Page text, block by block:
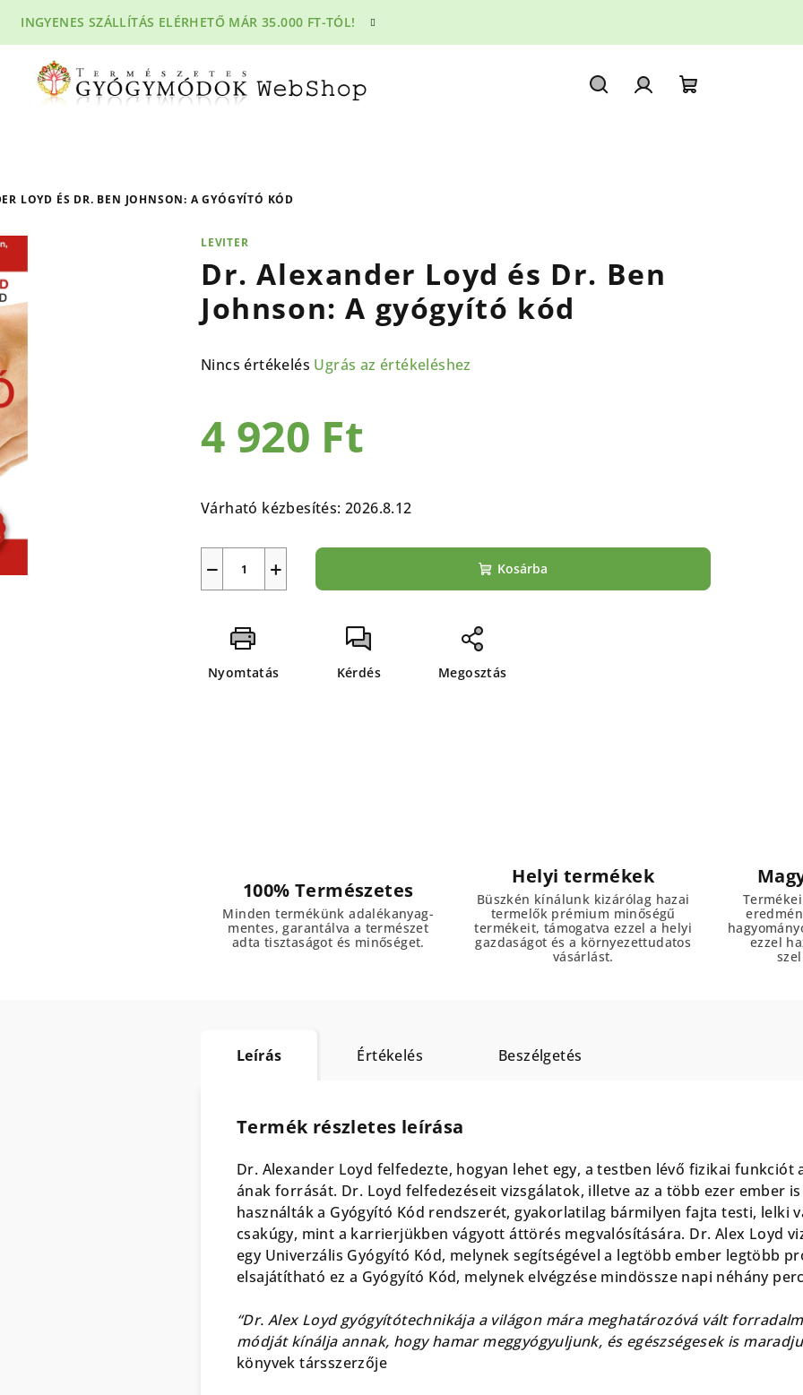
INGYENES SZÁLLÍTÁS ELÉRHETŐ MÁR 35.000 FT-TÓL!
LOYD ÉS DR. BEN JOHNSON: A GYÓGYÍTÓ KÓD
LEVITER
Dr. Alexander Loyd és Dr. Ben
Johnson: A gyógyító kód
A
értékelése
5-
csillag.
Nincs értékelés Ugrás az értékeléshez
4 920 Ft
Várható kézbesítés: 2026.8.12
+
− Kosárba
Nyomtatás Kérdés Megosztás
100% Természetes
Minden termékünk adalékanyag-
mentes, garantálva a természet
adta tisztaságot és minőséget.
Helyi termékek
Büszkén kínálunk kizárólag hazai
termelők prémium minőségű
termékeit, támogatva ezzel a helyi
gazdaságot és a környezettudatos
vásárlást.
ezzel
Leírás Értékelés Beszélgetés
Termék részletes leírása
Dr. Alexander Loyd felfedezte, hogyan lehet egy, a testben lévő fizikai
ának forrását. Dr. Loyd felfedezéseit vizsgálatok, illetve az a több ezer ember
használták a Gyógyító Kód rendszerét, gyakorlatilag bármilyen fajta testi, lelki
csakúgy, mint a karrierjükben vágyott áttörés megvalósítására. Dr. Alex Loyd
egy Univerzális Gyógyító Kód, melynek segítségével a legtöbb ember legtöbb
elsajátítható ez a Gyógyító Kód, melynek elvégzése mindössze napi néhány
“Dr. Alex Loyd gyógyítótechnikája a világon mára meghatározóvá vált
módját kínálja annak, hogy hamar meggyógyuljunk, és egészségesek is
könyvek társszerzője